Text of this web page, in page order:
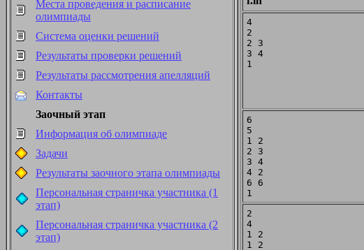
Места проведения и расписание
олимпиады
Система оценки решений
Результаты проверки решений
Результаты рассмотрения апелляций
Контакты
Заочный этап
Информация об олимпиаде
Задачи
Результаты заочного этапа олимпиады
Персональная страничка участника (1
этап)
Персональная страничка участника (2
этап)
4
2
2 3
3 4
6
5
1 2
2 3
3 4
4 2
6 6
2
4
1 2
1 2